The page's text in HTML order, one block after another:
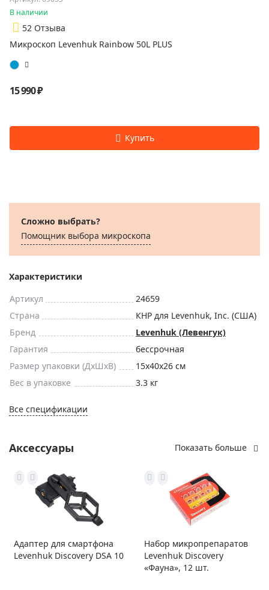
В наличии
52 Отзыва
Микроскоп Levenhuk Rainbow 50L PLUS
15 990 ₽
Сложно выбрать?
Помощник выбора микроскoпа
Характеристики
Артикул
24659
Страна
КНР для Levenhuk, Inc. (США)
Бренд
Levenhuk (Левенгук)
Гарантия
бессрочная
Размер упаковки (ДxШxВ)
15x40x26 см
Вес в упаковке
3.3 кг
Все спецификации
Аксессуары Показать больше
Адаптер для смартфона
Levenhuk Discovery DSA 10
Набор микропрепаратов
Levenhuk Discovery
«Фауна», 12 шт.